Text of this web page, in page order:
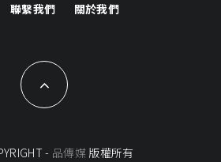
聯繫我們 關於我們
- 品傳媒 版權所有